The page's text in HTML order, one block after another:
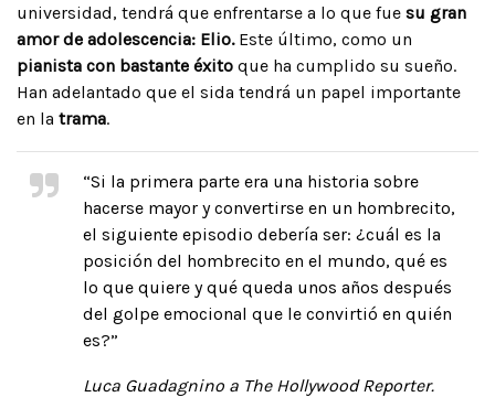
universidad, tendrá que enfrentarse a lo que fue su gran
amor de adolescencia: Elio.Este último, como un
pianista con bastante éxito que ha cumplido su sueño.
Han adelantado que el sida tendrá un papel importante
en la trama.
“Si la primera parte era una historia sobre
hacerse mayor y convertirse en un hombrecito,
el siguiente episodio debería ser: ¿cuál es la
posición del hombrecito en el mundo, qué es
lo que quiere y qué queda unos años después
del golpe emocional que le convirtió en quién
es?”
Luca Guadagnino a The Hollywood Reporter.